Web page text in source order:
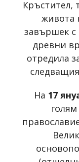
Кръстител,
живота
завършек
древни
отредила
На 17